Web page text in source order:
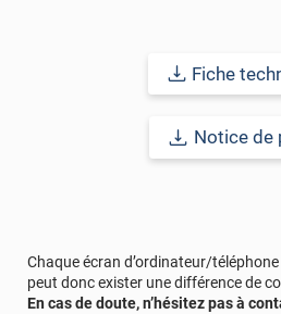
Afin de vous rendre compte de la
Fiche
Notice de
Chaque écran d’ordinateur/
peut donc exister une différence de
En cas de doute, n’hésitez pas à